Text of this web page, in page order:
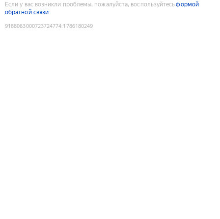
Если у вас возникли проблемы, пожалуйста, воспользуйтесьформой
обратной связи
9188063000723724774:1786180249